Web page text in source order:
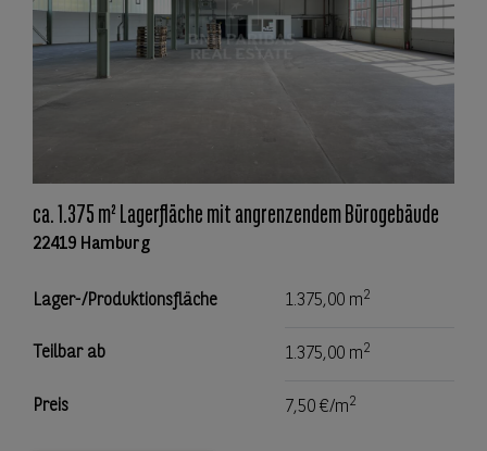
ca. 1.375 m² Lagerfläche mit angrenzendem Bürogebäude
22419 Hamburg
Lager-/Produktionsfläche 1.375,00 m2
Teilbar ab 1.375,00 m2
Preis 7,50 €/m2